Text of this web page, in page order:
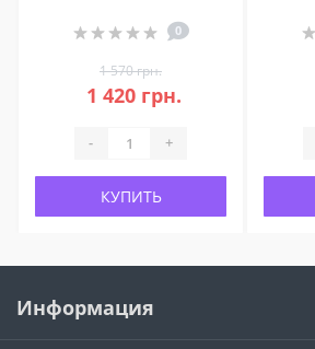
0
1 570 грн.
1 420 грн.
- +
КУПИТЬ
Информация